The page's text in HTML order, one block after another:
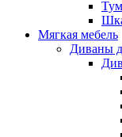
Мягкая мебель
Диваны